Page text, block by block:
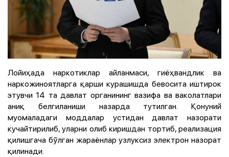
Лойиҳада наркотиклар айланмаси, гиёҳвандлик ва
наркожиноятларга қарши курашишда бевосита иштирок
этувчи 14 та давлат органининг вазифа ва ваколатлари
аниқ белгиланиши назарда тутилган. Қонуний
муомаладаги моддалар устидан давлат назорати
кучайтирилиб, уларни олиб киришдан тортиб, реализация
қилишгача бўлган жараёнлар узлуксиз электрон назорат
қилинади.